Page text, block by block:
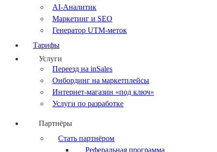
AI-Аналитик
Маркетинг и SEO
Генератор UTM-меток
Тарифы
Услуги
Переезд на inSales
Онбординг на маркетплейсы
Интернет-магазин «под ключ»
Услуги по разработке
Партнёры
Стать партнёром
Реферальная программа